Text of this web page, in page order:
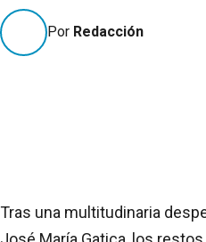
Por Redacción
Tras una multitudinaria